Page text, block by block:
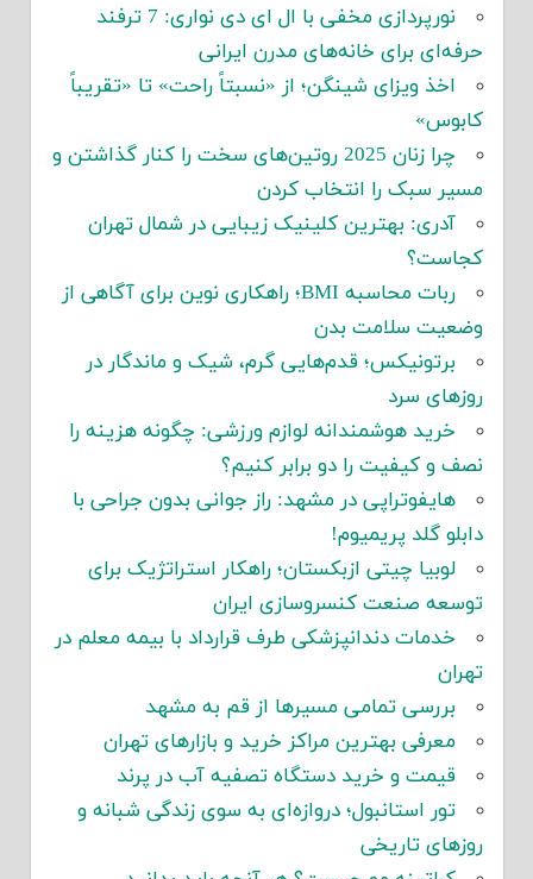
نورپردازی مخفی با ال ای دی نواری: 7 ترفند
حرفه‌ای برای خانه‌های مدرن ایرانی
اخذ ویزای شینگن؛ از «نسبتاً راحت» تا «تقریباً
کابوس»
چرا زنان 2025 روتین‌های سخت را کنار گذاشتن و
مسیر سبک را انتخاب کردن
آدری: بهترین کلینیک زیبایی در شمال تهران
کجاست؟
ربات محاسبه BMI؛ راهکاری نوین برای آگاهی از
وضعیت سلامت بدن
برتونیکس؛ قدم‌هایی گرم، شیک و ماندگار در
روزهای سرد
خرید هوشمندانه لوازم ورزشی: چگونه هزینه را
نصف و کیفیت را دو برابر کنیم؟
هایفوتراپی در مشهد: راز جوانی بدون جراحی با
دابلو گلد پریمیوم!
لوبیا چیتی ازبکستان؛ راهکار استراتژیک برای
توسعه صنعت کنسروسازی ایران
خدمات دندانپزشکی طرف قرارداد با بیمه معلم در
تهران
بررسی تمامی مسیرها از قم به مشهد
معرفی بهترین مراکز خرید و بازارهای تهران
قیمت و خرید دستگاه تصفیه آب در پرند
تور استانبول؛ دروازه‌ای به سوی زندگی شبانه و
روزهای تاریخی